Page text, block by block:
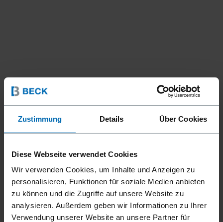
Zustimmung Details Über Cookies
Diese Webseite verwendet Cookies
Wir verwenden Cookies, um Inhalte und Anzeigen zu
personalisieren, Funktionen für soziale Medien anbieten
zu können und die Zugriffe auf unsere Website zu
analysieren. Außerdem geben wir Informationen zu Ihrer
Verwendung unserer Website an unsere Partner für